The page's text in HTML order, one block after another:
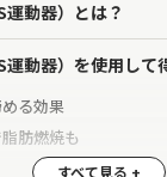
運動器）とは？
運動器）を使用して
る効果
肪燃焼も